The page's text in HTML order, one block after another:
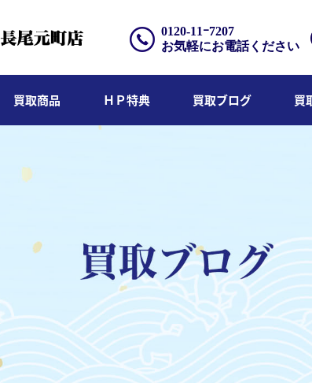
0120-11ｰ7207
お気軽にお電話ください
買取商品 ＨＰ特典 買取ブログ 買